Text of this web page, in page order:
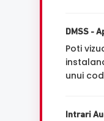
DMSS -
Poti
unui
Intrari